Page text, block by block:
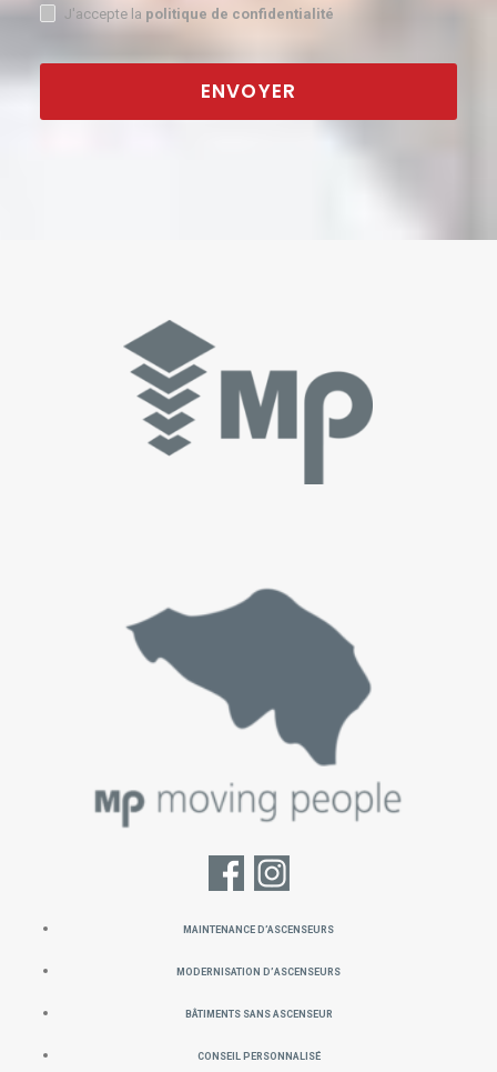
J'accepte la politique de confidentialité
ENVOYER
MAINTENANCE D’ASCENSEURS
Modernisation d’ascenseurs
Bâtiments sans ascenseur
Conseil personnalisé